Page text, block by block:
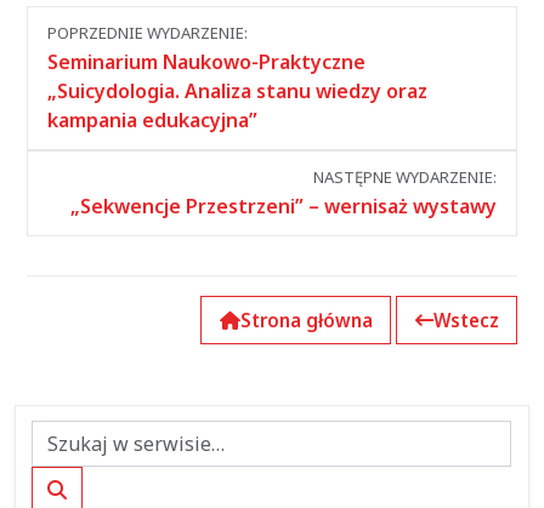
Nawigacja
między
wydarzeniami
POPRZEDNIE WYDARZENIE:
Seminarium Naukowo-Praktyczne
„Suicydologia. Analiza stanu wiedzy oraz
kampania edukacyjna”
NASTĘPNE WYDARZENIE:
„Sekwencje Przestrzeni” – wernisaż wystawy
Strona główna Wstecz
Szukaj